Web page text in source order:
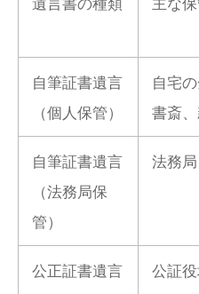
自筆証書遺言
（個人保管）
自宅
書斎
自筆証書遺言
（法務局保
管）
法務局
公正証書遺言 公証